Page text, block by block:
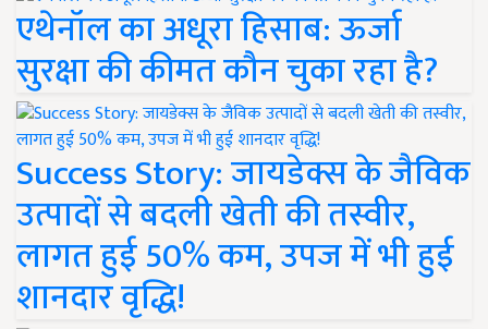
एथेनॉल का अधूरा हिसाब: ऊर्जा
सुरक्षा की कीमत कौन चुका रहा है?
Success Story: जायडेक्स के जैविक
उत्पादों से बदली खेती की तस्वीर,
लागत हुई 50% कम, उपज में भी हुई
शानदार वृद्धि!